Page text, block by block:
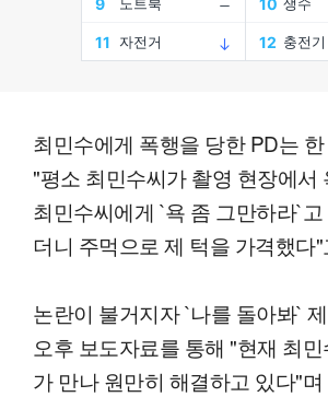
최민수에게 폭행을 당한 PD는
"평소 최민수씨가 촬영 현장에서
최민수씨에게 `욕 좀 그만하라`
더니 주먹으로 제 턱을 가격했다
논란이 불거지자 `나를 돌아봐`
오후 보도자료를 통해 "현재 최
가 만나 원만히 해결하고 있다"